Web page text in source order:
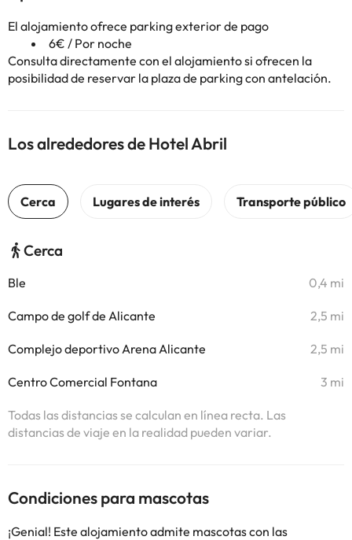
El alojamiento ofrece parking exterior de pago
6€ / Por noche
Consulta directamente con el alojamiento si ofrecen la
posibilidad de reservar la plaza de parking con antelación.
Los alrededores de Hotel Abril
Cerca
Ble 0,4 mi
Campo de golf de Alicante 2,5 mi
Complejo deportivo Arena Alicante 2,5 mi
Centro Comercial Fontana 3 mi
Todas las distancias se calculan en línea recta. Las
distancias de viaje en la realidad pueden variar.
Condiciones para mascotas
¡Genial! Este alojamiento admite mascotas con las